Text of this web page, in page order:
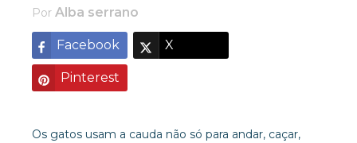
Por Alba serrano
Facebook X
Pinterest
Os gatos usam a cauda não só para andar, caçar,